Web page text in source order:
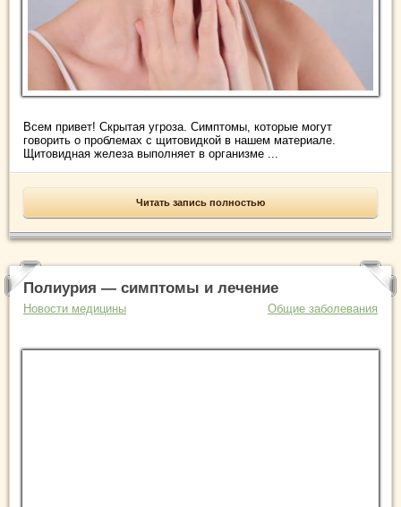
Всем привет! Скрытая угроза. Симптомы, которые могут
говорить о проблемах с щитовидкой в нашем материале.
Щитовидная железа выполняет в организме ...
Читать запись полностью
Полиурия — симптомы и лечение
Новости медицины Общие заболевания